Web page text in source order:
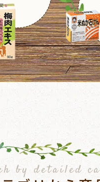
by detailed